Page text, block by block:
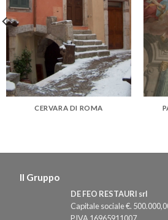
CERVARA DI ROMA
Il Gruppo
DE FEO RESTAURI srl
Capitale sociale €.